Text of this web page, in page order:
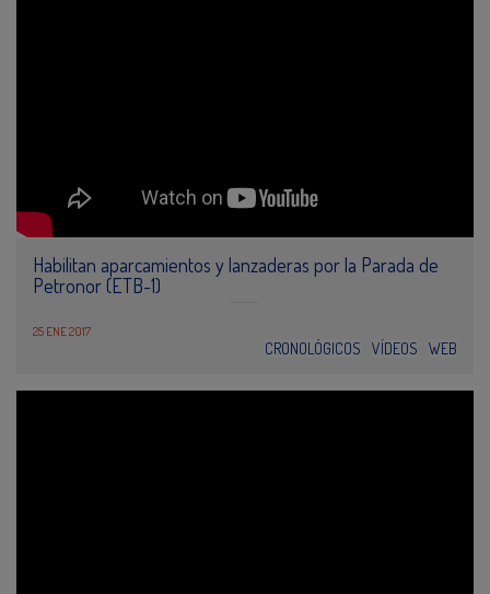
Habilitan aparcamientos y lanzaderas por la Parada de
Petronor (ETB-1)
25 ENE 2017
CRONOLÓGICOS VÍDEOS WEB